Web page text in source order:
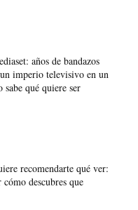
años de bandazos
imperio televisivo en un
sabe qué quiere ser
recomendarte qué ver:
descubres que